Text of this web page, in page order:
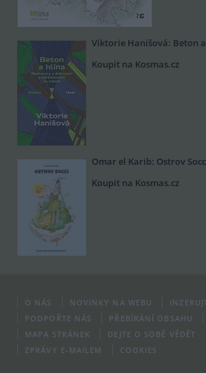
Viktorie Hanišová: Beton
Koupit na Kosmas.cz
Omar el Karib: Ostrov
Koupit na Kosmas.cz
O NÁS NOVINKY NA WEBU
PODPOŘTE NÁS
PŘEBÍRÁNÍ OBSAHU
MAPA STRÁNEK
DEJTE O SOBĚ VĚDĚT
ZPRÁVY E-MAILEM
COOKIES